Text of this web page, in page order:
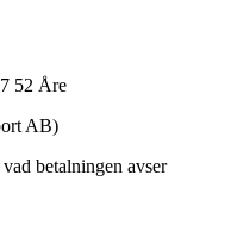
52 Åre
AB)
betalningen avser